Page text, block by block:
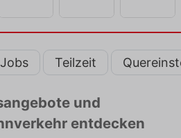
Teilzeit
und
entdecken